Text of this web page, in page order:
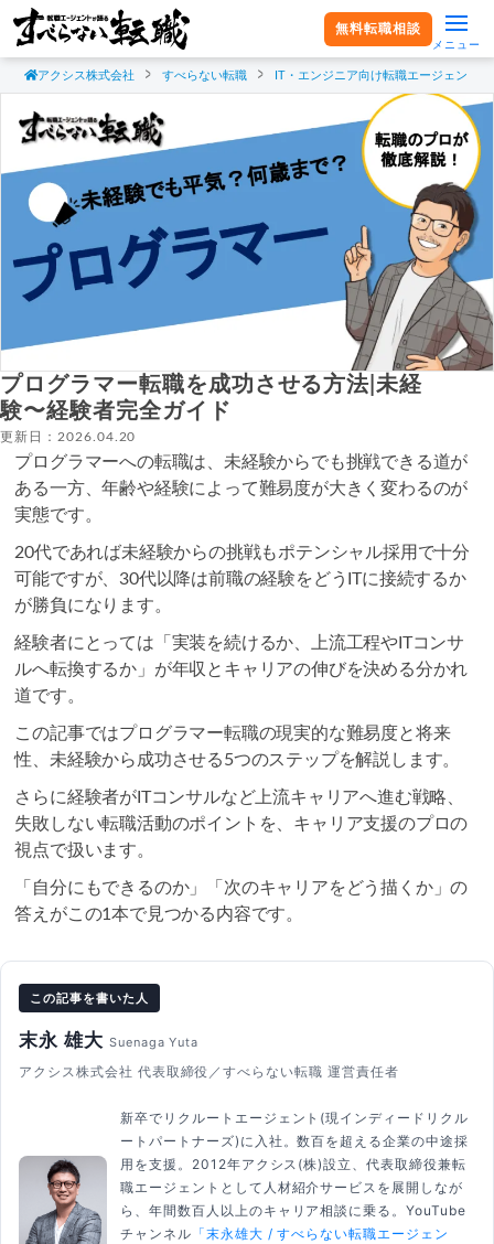
無料転職相談
メニュー
アクシス株式会社 すべらない転職 IT・エンジニア向け転職エージェント
プログラマー転職を成功させる方法|未経
験〜経験者完全ガイド
更新日：2026.04.20
プログラマーへの転職は、未経験からでも挑戦できる道が
ある一方、年齢や経験によって難易度が大きく変わるのが
実態です。
20代であれば未経験からの挑戦もポテンシャル採用で十分
可能ですが、30代以降は前職の経験をどうITに接続するか
が勝負になります。
経験者にとっては「実装を続けるか、上流工程やITコンサ
ルへ転換するか」が年収とキャリアの伸びを決める分かれ
道です。
この記事ではプログラマー転職の現実的な難易度と将来
性、未経験から成功させる5つのステップを解説します。
さらに経験者がITコンサルなど上流キャリアへ進む戦略、
失敗しない転職活動のポイントを、キャリア支援のプロの
視点で扱います。
「自分にもできるのか」「次のキャリアをどう描くか」の
答えがこの1本で見つかる内容です。
この記事を書いた人
末永 雄大 Suenaga Yuta
アクシス株式会社 代表取締役／すべらない転職 運営責任者
新卒でリクルートエージェント(現インディードリクル
ートパートナーズ)に入社。数百を超える企業の中途採
用を支援。2012年アクシス(株)設立、代表取締役兼転
職エージェントとして人材紹介サービスを展開しなが
ら、年間数百人以上のキャリア相談に乗る。YouTube
チャンネル 「末永雄大 / すべらない転職エージェン